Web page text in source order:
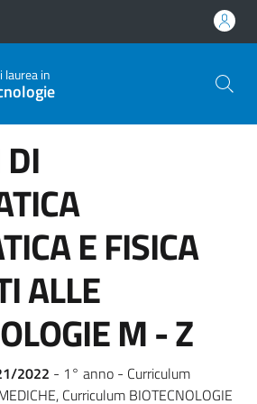
laurea in
E FISICA
ALLE
M - Z
2022 - 1° anno - Curriculum
Curriculum BIOTECNOLOGIE